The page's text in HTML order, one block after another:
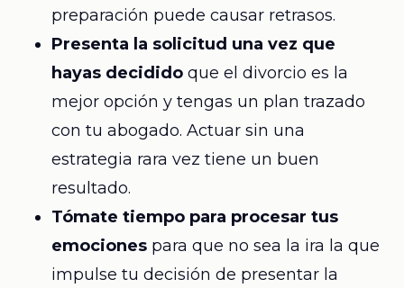
preparación puede causar retrasos.
Presenta la solicitud una vez que
hayas decididoque el divorcio es la
mejor opción y tengas un plan trazado
con tu abogado. Actuar sin una
estrategia rara vez tiene un buen
resultado.
Tómate tiempo para procesar tus
emocionespara que no sea la ira la que
impulse tu decisión de presentar la